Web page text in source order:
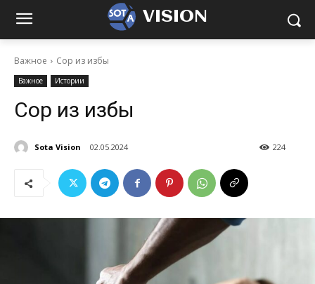
VISION
Важное Сор из избы
Важное Истории
Сор из избы
Sota Vision 02.05.2024 224